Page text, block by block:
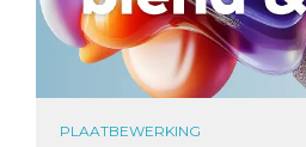
PLAATBEWERKING